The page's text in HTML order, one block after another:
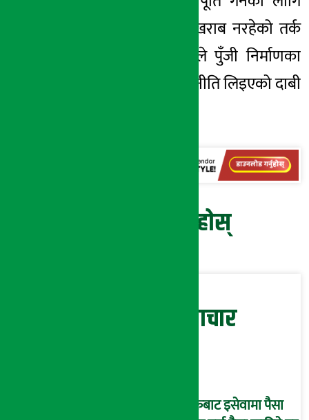
घाटा बजेट ल्याउनु खराब नरहेको तर्क
गर्दै अर्थमन्त्री पौडेलले पुँजी निर्माणका
क्षेत्रमा ऋण खर्च गर्ने नीति लिइएको दाबी
प्रतिक्रिया दिनुहोस्
सम्बन्धित समाचार
बैंकबाट इसेवामा पैसा